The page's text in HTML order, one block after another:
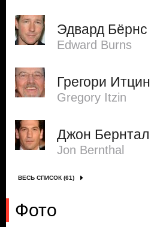
Эдвард Бёрнс
Edward Burns
Грегори Итцин
Gregory Itzin
Джон Бернтал
Jon Bernthal
ВЕСЬ СПИСОК (61)
Фото